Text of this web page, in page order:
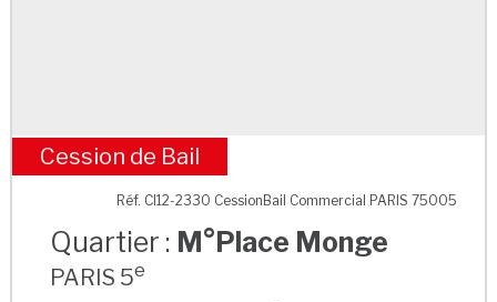
M°Place Monge
Cession de Bail
Réf. CI12-2330 CessionBail Commercial PARIS 75005
Quartier : M°Place Monge
PARIS 5e